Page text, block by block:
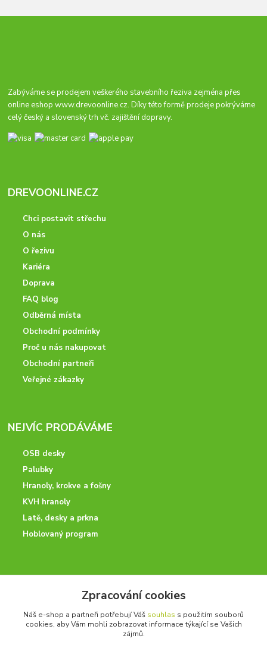
Zabýváme se prodejem veškerého stavebního řeziva zejména přes
online eshopwww.drevoonline.cz. Díky této formě prodeje pokrýváme
celý český a slovenský trh vč. zajištění dopravy.
DREVOONLINE.CZ
Chci postavit střechu
O nás
O řezivu
Kariéra
Doprava
FAQ blog
Odběrná místa
Obchodní podmínky
Proč u nás nakupovat
Obchodní partneři
Veřejné zákazky
NEJVÍC PRODÁVÁME
OSB desky
Palubky
Hranoly, krokve a fošny
KVH hranoly
Latě, desky a prkna
Hoblovaný program
+420 728 600 625
po - pá 7:00 - 15:00
Zpracování cookies
Náš e-shop a partneři potřebují Váš souhlas s použitím souborů
cookies, aby Vám mohli zobrazovat informace týkající se Vašich
zájmů.